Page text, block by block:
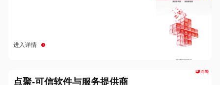
进入详情
点聚-可信软件与服务提供商